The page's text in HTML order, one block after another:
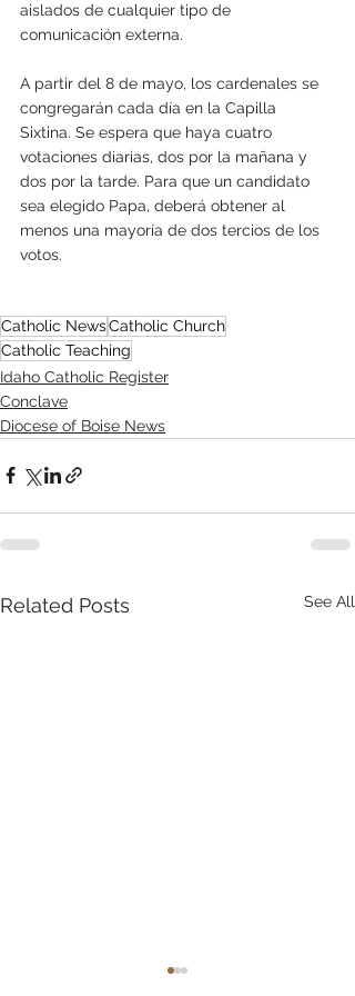
aislados de cualquier tipo de
comunicación externa.
A partir del 8 de mayo, los cardenales se
congregarán cada día en la Capilla
Sixtina. Se espera que haya cuatro
votaciones diarias, dos por la mañana y
dos por la tarde. Para que un candidato
sea elegido Papa, deberá obtener al
menos una mayoría de dos tercios de los
votos.
Catholic NewsCatholic Church
Catholic Teaching
Idaho Catholic Register
Conclave
Diocese of Boise News
Related Posts See All